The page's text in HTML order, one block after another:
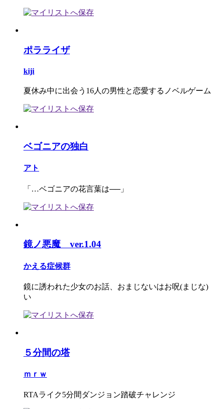
ポラライザ
kiji
夏休み中に出会う16人の男性と恋愛するノベルゲーム
ベゴニアの独白
アト
「…ベゴニアの花言葉は──」
鏡ノ悪魔 ver.1.04
かえる症候群
鏡に誘われた少女のお話、おまじないはお呪(まじな)
い
５分間の塔
ｍｒｗ
RTAライク5分間ダンジョン踏破チャレンジ